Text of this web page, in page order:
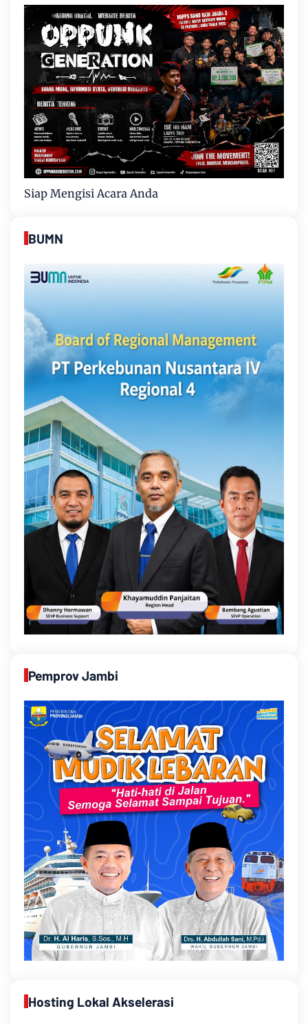
Siap Mengisi Acara Anda
BUMN
Pemprov Jambi
Hosting Lokal Akselerasi